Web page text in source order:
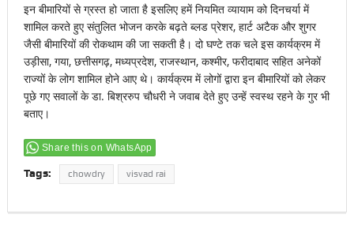
इन बीमारियों से ग्रस्त हो जाता है इसलिए हमें नियमित व्यायाम को दिनचर्या में
शामिल करते हुए संतुलित भोजन करके बढ़ते ब्लड प्रेशर, हार्ट अटैक और शुगर
जैसी बीमारियों की रोकथाम की जा सकती है। दो घण्टे तक चले इस कार्यक्रम में
उड़ीसा, गया, छत्तीसगढ़, मध्यप्रदेश, राजस्थान, कश्मीर, फरीदाबाद सहित अनेकों
राज्यों के लोग शामिल होने आए थे। कार्यक्रम में लोगों द्वारा इन बीमारियों को लेकर
पूछे गए सवालों के डा. बिश्ररुप चौधरी ने जवाब देते हुए उन्हें स्वस्थ रहने के गुर भी
बताए।
Share this on WhatsApp
Tags: chowdry visvad rai